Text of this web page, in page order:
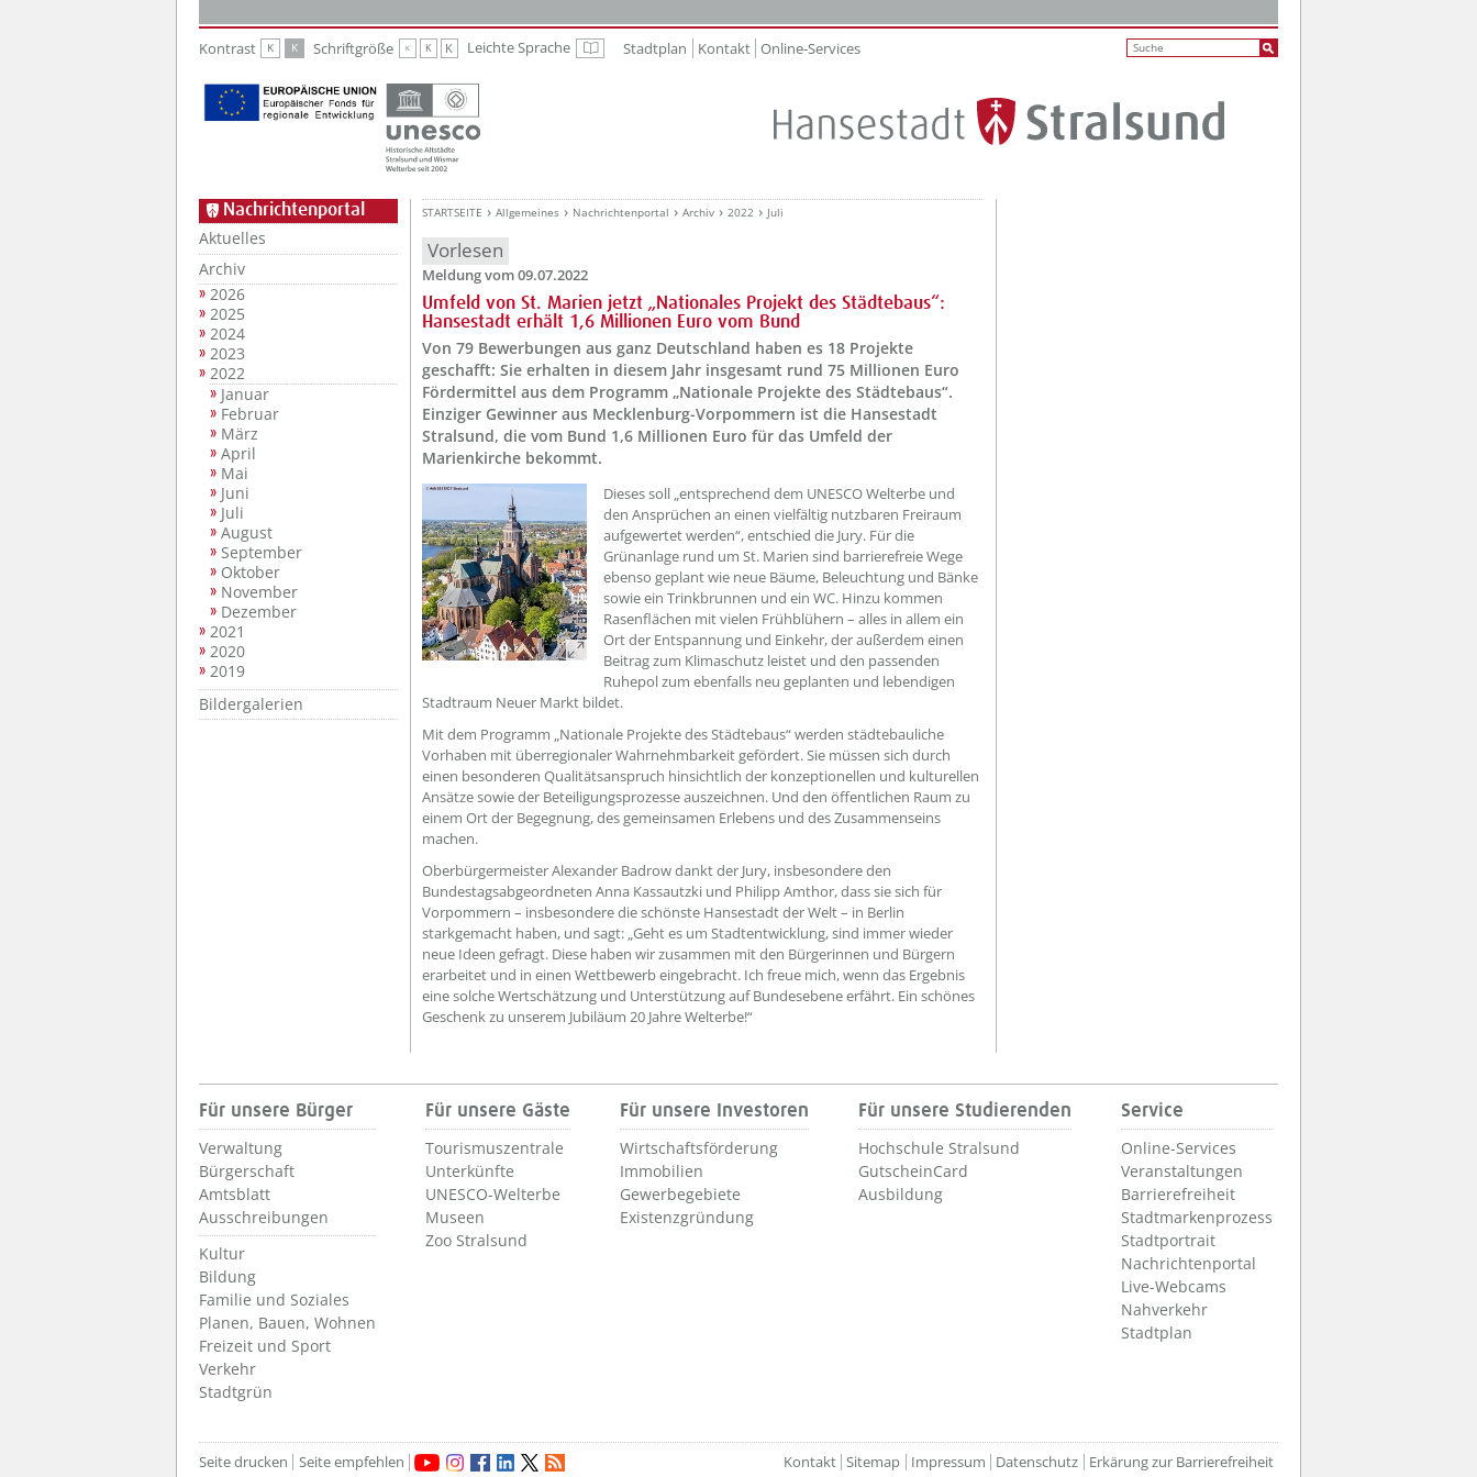
Kontrast K K Schriftgröße K K K Leichte Sprache Leichte Sprache
Stadtplan Kontakt Online-Services
Nachrichtenportal
Aktuelles
Archiv
2026
2025
2024
2023
2022
Januar
Februar
März
April
Mai
Juni
Juli
August
September
Oktober
November
Dezember
2021
2020
2019
Bildergalerien
STARTSEITE Allgemeines Nachrichtenportal Archiv 2022 Juli
Vorlesen
Meldung vom 09.07.2022
Umfeld von St. Marien jetzt „Nationales Projekt des Städtebaus“:
Hansestadt erhält 1,6 Millionen Euro vom Bund
Von 79 Bewerbungen aus ganz Deutschland haben es 18 Projekte
geschafft: Sie erhalten in diesem Jahr insgesamt rund 75 Millionen Euro
Fördermittel aus dem Programm „Nationale Projekte des Städtebaus“.
Einziger Gewinner aus Mecklenburg-Vorpommern ist die Hansestadt
Stralsund, die vom Bund 1,6 Millionen Euro für das Umfeld der
Marienkirche bekommt.
??? absaetzeOben[1]/titel ???
Dieses soll „entsprechend dem UNESCO Welterbe und
den Ansprüchen an einen vielfältig nutzbaren Freiraum
aufgewertet werden“, entschied die Jury. Für die
Grünanlage rund um St. Marien sind barrierefreie Wege
ebenso geplant wie neue Bäume, Beleuchtung und Bänke
sowie ein Trinkbrunnen und ein WC. Hinzu kommen
Rasenflächen mit vielen Frühblühern – alles in allem ein
Ort der Entspannung und Einkehr, der außerdem einen
Beitrag zum Klimaschutz leistet und den passenden
Ruhepol zum ebenfalls neu geplanten und lebendigen
Stadtraum Neuer Markt bildet.
Mit dem Programm „Nationale Projekte des Städtebaus“ werden städtebauliche
Vorhaben mit überregionaler Wahrnehmbarkeit gefördert. Sie müssen sich durch
einen besonderen Qualitätsanspruch hinsichtlich der konzeptionellen und kulturellen
Ansätze sowie der Beteiligungsprozesse auszeichnen. Und den öffentlichen Raum zu
einem Ort der Begegnung, des gemeinsamen Erlebens und des Zusammenseins
machen.
Oberbürgermeister Alexander Badrow dankt der Jury, insbesondere den
Bundestagsabgeordneten Anna Kassautzki und Philipp Amthor, dass sie sich für
Vorpommern – insbesondere die schönste Hansestadt der Welt – in Berlin
starkgemacht haben, und sagt: „Geht es um Stadtentwicklung, sind immer wieder
neue Ideen gefragt. Diese haben wir zusammen mit den Bürgerinnen und Bürgern
erarbeitet und in einen Wettbewerb eingebracht. Ich freue mich, wenn das Ergebnis
eine solche Wertschätzung und Unterstützung auf Bundesebene erfährt. Ein schönes
Geschenk zu unserem Jubiläum 20 Jahre Welterbe!“
Für unsere Bürger
Verwaltung
Bürgerschaft
Amtsblatt
Ausschreibungen
Kultur
Bildung
Familie und Soziales
Planen, Bauen, Wohnen
Freizeit und Sport
Verkehr
Stadtgrün
Für unsere Gäste
Tourismuszentrale
Unterkünfte
UNESCO-Welterbe
Museen
Zoo Stralsund
Für unsere Investoren
Wirtschaftsförderung
Immobilien
Gewerbegebiete
Existenzgründung
Für unsere Studierenden
Hochschule Stralsund
GutscheinCard
Ausbildung
Service
Online-Services
Veranstaltungen
Barrierefreiheit
Stadtmarkenprozess
Stadtportrait
Nachrichtenportal
Live-Webcams
Nahverkehr
Stadtplan
Seite drucken Seite empfehlen Kontakt Sitemap Impressum Datenschutz Erkärung zur Barrierefreiheit